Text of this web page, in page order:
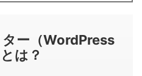
ー（WordPress
は？